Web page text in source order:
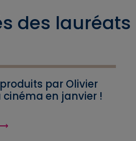
des lauréats
par Olivier
cinéma en janvier !